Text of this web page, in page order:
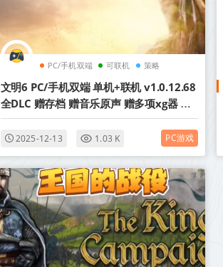
PC/手机双端 可联机 策略
文明6 PC/手机双端 单机+联机 v1.0.12.68
全DLC 赠存档 赠音乐原声 赠多项xg器 赠
文明345合集 中文版网盘下载
2025-12-13 1.03 K PC游戏